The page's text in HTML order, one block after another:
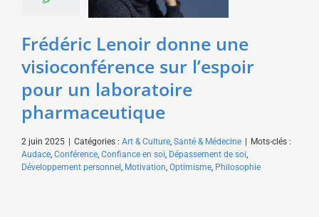
Art & Culture Santé &
Frédéric Lenoir donne une
visioconférence sur l’espoir
pour un laboratoire
pharmaceutique
2 juin 2025 Catégories : Art & Culture, Santé & Médecine
Mots-clés :
Audace, Conférence, Confiance en soi, Dépassement de soi,
Développement personnel , Motivation, Optimisme, Philosophie